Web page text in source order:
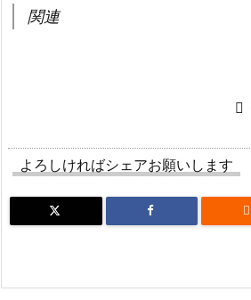
関連

よろしければシェアお願いします
